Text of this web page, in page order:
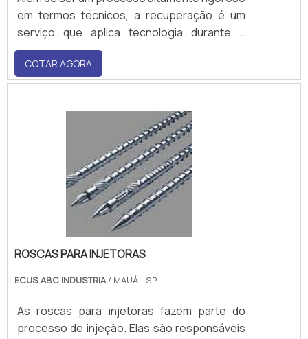
em termos técnicos, a recuperação é um
serviço que aplica tecnologia durante a
execução do recondicionamento das roscas
e cilindros, o que resulta em padrão de
qualidade acentuado, no qual os
COTAR AGORA
ROSCAS PARA INJETORAS
ECUS ABC INDUSTRIA/ MAUÁ - SP
As roscas para injetoras fazem parte do
processo de injeção. Elas são responsáveis